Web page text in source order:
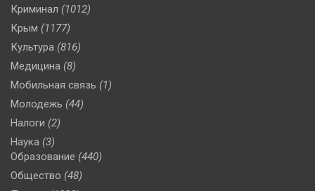
Криминал (1012)
Крым (1177)
Культура (816)
Медицина (8)
Мобильная связь (1)
Молодежь (44)
Налоги (2)
Наука (3)
Образование (440)
Общество (48)